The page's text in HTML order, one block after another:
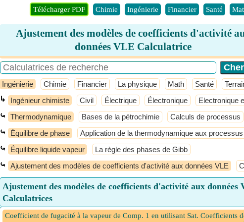
Télécharger PDF Chimie Ingénierie Financier Santé
Ajustement des modèles de coefficients d'activité
données VLE Calculatrice
Ingénierie Chimie Financier La physique Math Santé
↳ Ingénieur chimiste Civil Électrique Électronique Electronique
⤿ Thermodynamique Bases de la pétrochimie Calculs de processus
⤿ Équilibre de phase Application de la thermodynamique aux processus
⤿ Équilibre liquide vapeur La règle des phases de Gibb
⤿ Ajustement des modèles de coefficients d'activité aux données VLE
Ajustement des modèles de coefficients d'activité aux données
Calculatrices
Coefficient de fugacité à la vapeur de Comp. 1 en utilisant Sat. Coefficients